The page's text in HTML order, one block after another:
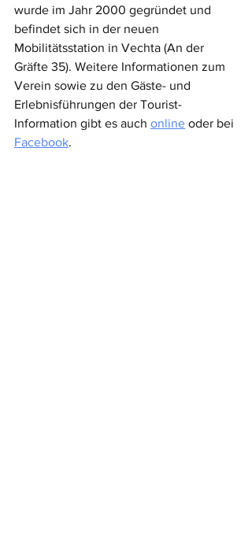
wurde im Jahr 2000 gegründet und
befindet sich in der neuen
Mobilitätsstation in Vechta (An der
Gräfte 35). Weitere Informationen zum
Verein sowie zu den Gäste- und
Erlebnisführungen der Tourist-
Information gibt es auch online oder bei
Facebook.